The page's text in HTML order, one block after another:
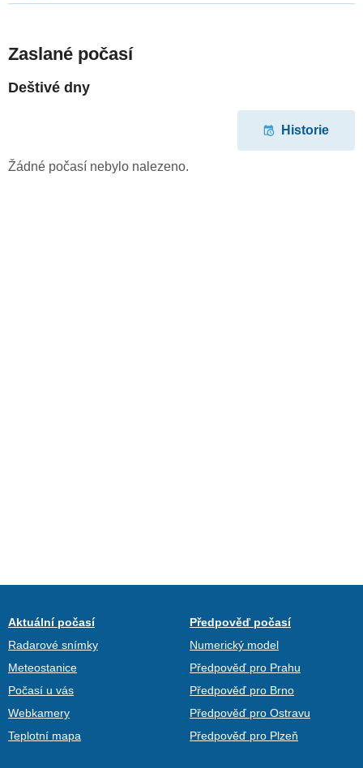
Zaslané počasí
Deštivé dny
Historie
Žádné počasí nebylo nalezeno.
Aktuální počasí
Radarové snímky
Meteostanice
Počasí u vás
Webkamery
Teplotní mapa
Předpověď počasí
Numerický model
Předpověď pro Prahu
Předpověď pro Brno
Předpověď pro Ostravu
Předpověď pro Plzeň